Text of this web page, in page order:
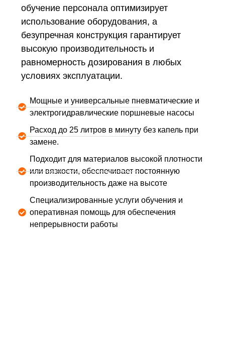
обучение персонала оптимизирует
использование оборудования, а
безупречная конструкция гарантирует
высокую производительность и
равномерность дозирования в любых
условиях эксплуатации.
Мощные и универсальные пневматические и
электрогидравлические поршневые насосы
Расход до 25 литров в минуту без капель при
замене.
Подходит для материалов высокой плотности
или вязкости, обеспечивает постоянную
производительность даже на высоте
Специализированные услуги обучения и
оперативная помощь для обеспечения
непрерывности работы